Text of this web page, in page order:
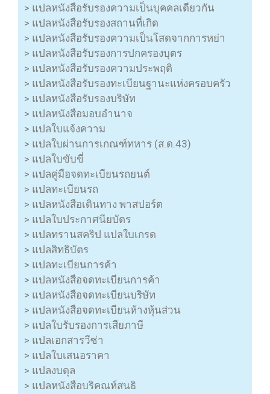
> แปลหนังสือรับรองความเป็นบุคคลเดียวกัน
> แปลหนังสือรับรองสถานที่เกิด
> แปลหนังสือรับรองความเป็นโสดจากการหย่า
> แปลหนังสือรับรองการปกครองบุตร
> แปลหนังสือรับรองความประพฤติ
> แปลหนังสือรับรองทะเบียนฐานะแห่งครอบครัว
> แปลหนังสือรับรองบริษัท
> แปลหนังสือมอบอำนาจ
> แปลใบแจ้งความ
> แปลใบผ่านการเกณฑ์ทหาร (ส.ด.43)
> แปลใบขับขี่
> แปลคู่มือจดทะเบียนรถยนต์
> แปลทะเบียนรถ
> แปลหนังสือเดินทาง พาสปอร์ต
> แปลใบประกาศนียบัตร
> แปลทรานสคริป แปลใบเกรด
> แปลสิทธิบัตร
> แปลทะเบียนการค้า
> แปลหนังสือจดทะเบียนการค้า
> แปลหนังสือจดทะเบียนบริษัท
> แปลหนังสือจดทะเบียนห้างหุ้นส่วน
> แปลใบรับรองการเสียภาษี
> แปลเอกสารวีซ่า
> แปลใบเสนอราคา
> แปลงบดุล
> แปลหนังสือบริคณห์สนธิ